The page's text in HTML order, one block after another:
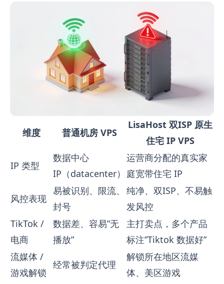
维度 普通机房 VPS
LisaHost 双ISP 原生
住宅 IP VPS
IP 类型
数据中心
IP（datacenter）
运营商分配的真实家
庭宽带住宅 IP
风控表现
易被识别、限流、
封号
纯净、双ISP、不易触
发风控
TikTok /
电商
数据差、容易”无
播放”
主打卖点，多个产品
标注”Tiktok 数据好”
流媒体 /
游戏解锁
经常被判定代理
解锁所在地区流媒
体、美区游戏